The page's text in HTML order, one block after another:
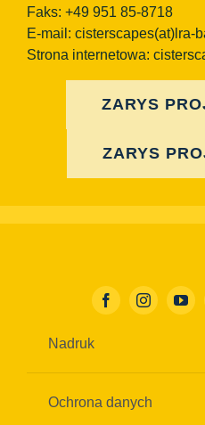
Faks: +49 951 85-8718
E-mail: cisterscapes(at)lra-
Strona internetowa:
ZARYS
ZARYS
Nadruk
Ochrona danych